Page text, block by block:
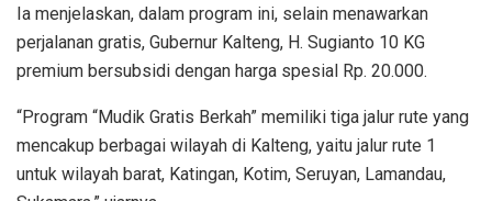
Ia menjelaskan, dalam program ini, selain menawarkan
perjalanan gratis, Gubernur Kalteng, H. Sugianto 10 KG
premium bersubsidi dengan harga spesial Rp. 20.000.
“Program “Mudik Gratis Berkah” memiliki tiga jalur rute yang
mencakup berbagai wilayah di Kalteng, yaitu jalur rute 1
untuk wilayah barat, Katingan, Kotim, Seruyan, Lamandau,